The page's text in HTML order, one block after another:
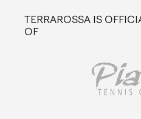
TERRAROSSA IS
OF